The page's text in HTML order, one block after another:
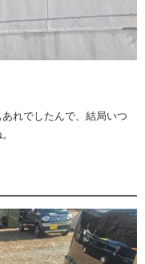
れでしたんで、結局いつ